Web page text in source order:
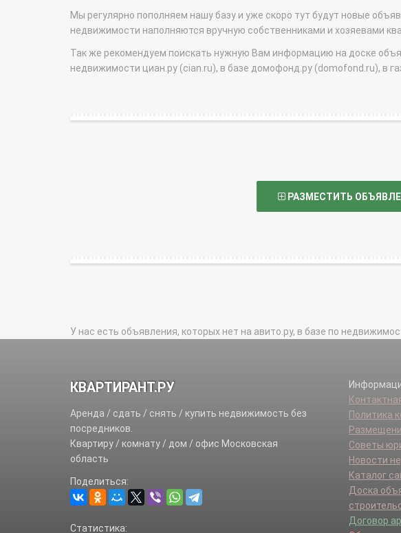
Мы регулярно пополняем нашу базу и уже скоро тут будут новые
недвижимости наполняются вручную собственниками и хозяевами
Так же рекомендуем поискать нужную Вам информацию на доске
недвижимости циан.ру (cian.ru), в базе домофонд.ру (domofond.ru), в
РАЗМЕСТИТЬ
У нас есть объявления, которых нет на авито.ру, в базе по
КВАРТИРАНТ.РУ
Аренда / сдать / снять / купить недвижимость без
посредников.
Квартиру / комнату / дом / офис Московская
область
Поделиться:
Статистика:
Политика
Советы
Новости
Каталог
Доска
Договор